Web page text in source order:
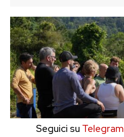
Seguici su Telegram